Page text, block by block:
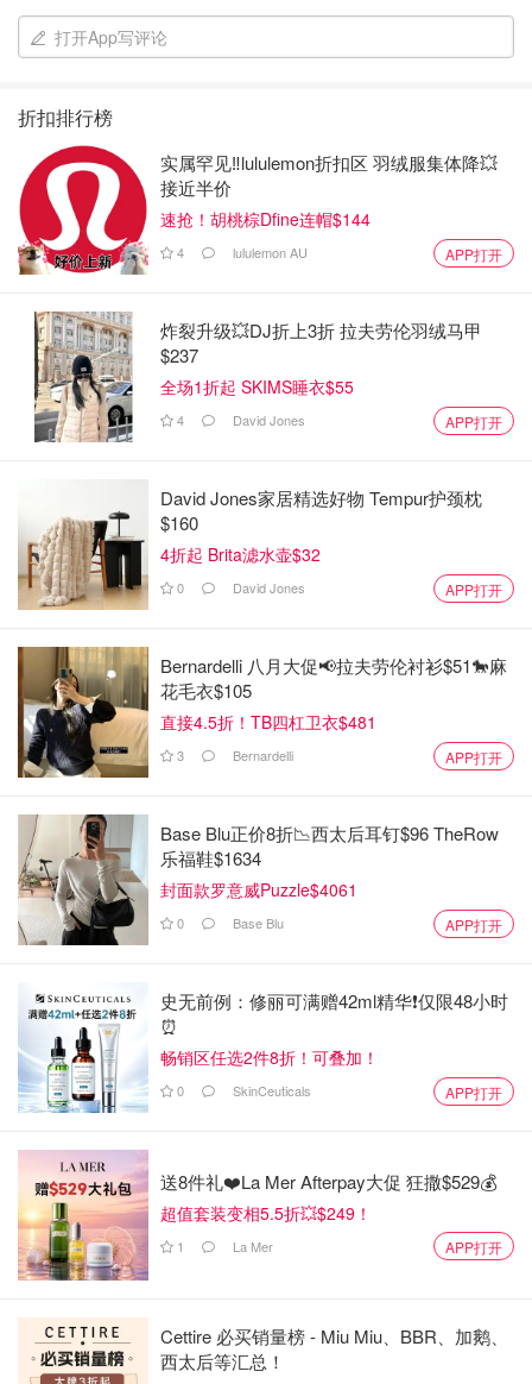
打开App写评论
折扣排行榜
实属罕见‼️lululemon折扣区 羽绒服集体降💥
接近半价
速抢！胡桃棕Dfine连帽$144
4 lululemon AU APP打开
炸裂升级💥DJ折上3折 拉夫劳伦羽绒马甲
$237
全场1折起 SKIMS睡衣$55
4 David Jones APP打开
David Jones家居精选好物 Tempur护颈枕
$160
4折起 Brita滤水壶$32
0 David Jones APP打开
Bernardelli 八月大促📢拉夫劳伦衬衫$51🐎麻
花毛衣$105
直接4.5折！TB四杠卫衣$481
3 Bernardelli APP打开
Base Blu正价8折📉西太后耳钉$96 TheRow
乐福鞋$1634
封面款罗意威Puzzle$4061
0 Base Blu APP打开
史无前例：修丽可满赠42ml精华❗️仅限48小时
⏰️
畅销区任选2件8折！可叠加！
0 SkinCeuticals APP打开
送8件礼❤️La Mer Afterpay大促 狂撒$529💰
超值套装变相5.5折💥$249！
1 La Mer APP打开
Cettire 必买销量榜 - Miu Miu、BBR、加鹅、
西太后等汇总！